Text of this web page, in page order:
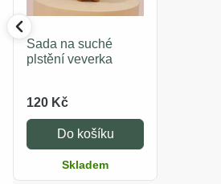
Sada na suché
plstění veverka
120 Kč
Do košíku
Skladem